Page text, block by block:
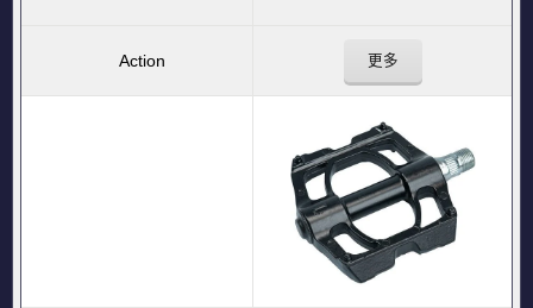
更多